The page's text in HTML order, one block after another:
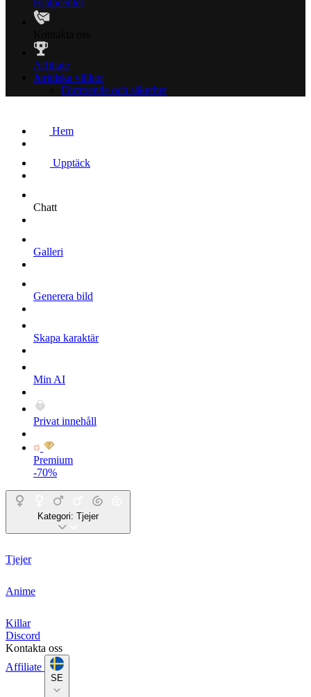
Hjälpcenter
Affiliate
Juridiska villkor
Förtroende och säkerhet
Hem
Upptäck
Chatt
Galleri
Generera bild
Skapa karaktär
Min AI
Privat innehåll
Premium
-70%
Kategori: Tjejer
Tjejer
Anime
Killar
Discord
Kontakta oss
Affiliate
SE